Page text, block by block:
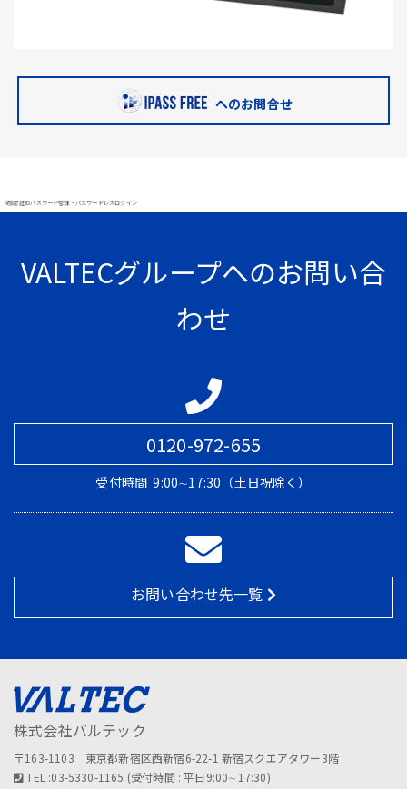
へのお問合せ
#顔認証 IDパスワード管理・パスワードレスログイン
VALTECグループへのお問い合
わせ
0120-972-655
受付時間 9:00∼17:30（土日祝除く）
お問い合わせ先一覧
株式会社バルテック
〒163-1103 東京都新宿区西新宿6-22-1 新宿スクエアタワー3階
TEL :03-5330-1165 (受付時間 : 平日9:00∼17:30)